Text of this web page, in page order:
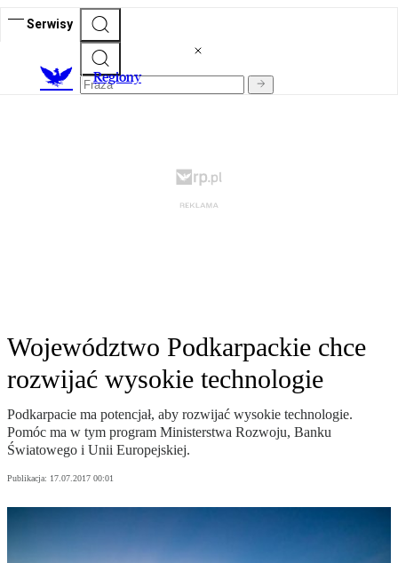
Serwisy
Regiony
Województwo Podkarpackie chce
rozwijać wysokie technologie
Podkarpacie ma potencjał, aby rozwijać wysokie technologie.
Pomóc ma w tym program Ministerstwa Rozwoju, Banku
Światowego i Unii Europejskiej.
Publikacja: 17.07.2017 00:01